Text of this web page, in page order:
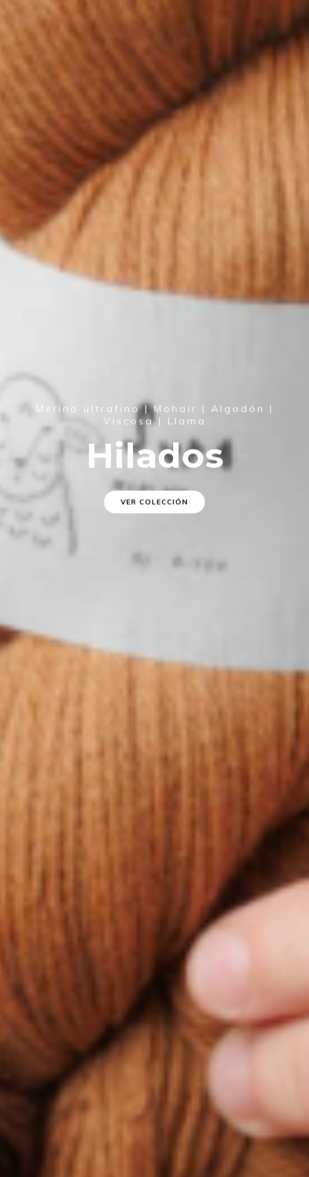
Merino ultrafino | Mohair | Algodón |
Viscosa | Llama
Hilados
VER COLECCIÓN